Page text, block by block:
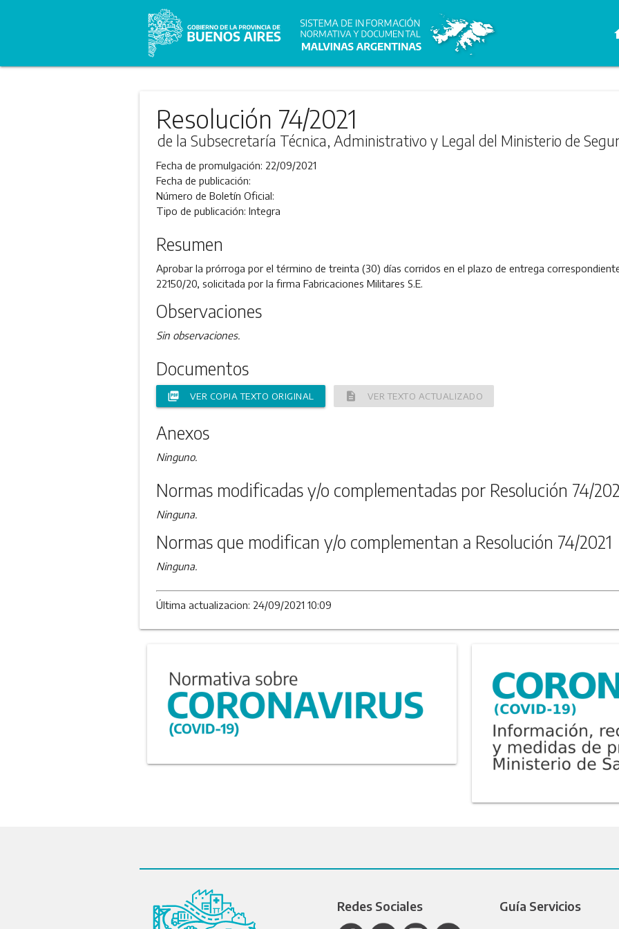
Resolución 74/2021
de la Subsecretaría Técnica, Administrativo y Legal del Ministerio de
Fecha de promulgación: 22/09/2021
Fecha de publicación:
Número de Boletín Oficial:
Tipo de publicación: Integra
Resumen
Aprobar la prórroga por el término de treinta (30) días corridos en el plazo de entrega
22150/20, solicitada por la firma Fabricaciones Militares S.E.
Observaciones
Sin observaciones.
Documentos
picture_as_pdf VER COPIA TEXTO ORIGINAL description VER TEXTO ACTUALIZADO
Anexos
Ninguno.
Normas modificadas y/o complementadas por Resolución 74/
Ninguna.
Normas que modifican y/o complementan a Resolución 74/2021
Ninguna.
Última actualizacion: 24/09/2021 10:09
Redes Sociales Guía Servicios